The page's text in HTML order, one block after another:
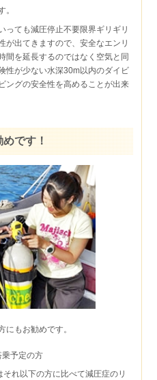
。
っても減圧停止不要限界ギリギリ
が出てきますので、安全なエンリ
間を延長するのではなく空気と同
性が少ない水深30m以内のダイビ
ングの安全性を高めることが出来
めです！
にもお勧めです。
予定の方
れ以下の方に比べて減圧症のリ